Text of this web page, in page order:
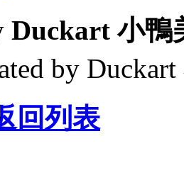
Duckart 小鴨
by
回列表